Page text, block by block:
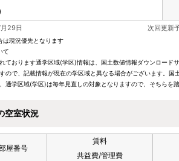
29日 次回更新
は現況優先となります
て
ております通学区域(学区)情報は、国土数値情報ダウンロー
ので、記載情報が現在の学区域と異なる場合がございます。
通学区域(学区)は毎年見直しの対象となりますので、そちらを
空室状況
屋番号
賃料
共益費/管理費